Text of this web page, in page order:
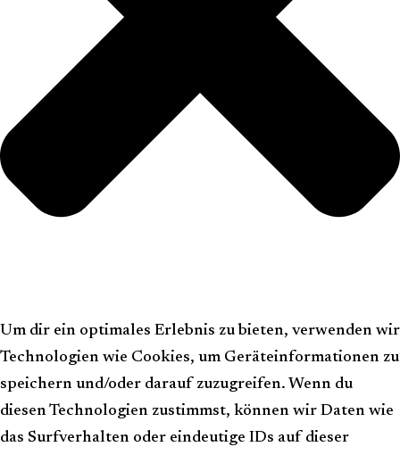
Um dir ein optimales Erlebnis zu bieten, verwenden wir
Technologien wie Cookies, um Geräteinformationen zu
speichern und/oder darauf zuzugreifen. Wenn du
diesen Technologien zustimmst, können wir Daten wie
das Surfverhalten oder eindeutige IDs auf dieser